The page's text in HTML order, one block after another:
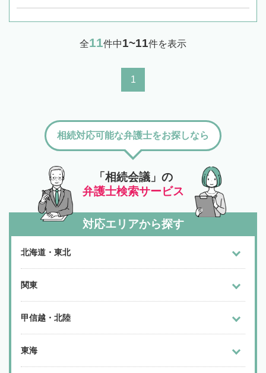
全11件中1~11件を表示
1
「相続会議」の
弁護士検索サービス
相続対応可能な弁護士をお探しなら
対応エリアから探す
北海道・東北
関東
甲信越・北陸
東海